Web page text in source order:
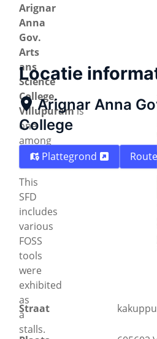
Arignar
Anna
Gov.
Arts
ans
Science
College,
Villupuramis
one
among
them.
This
SFD
includes
various
FOSS
tools
were
exhibited
as
a
stalls.
Locatie
Arignar Anna
College
Plattegrond
Straat